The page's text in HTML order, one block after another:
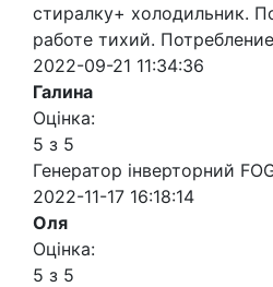
стиралку+ холодильник.
работе тихий.
2022-09-21 11:34:36
Галина
Оцінка:
5 з 5
Генератор інверторний
2022-11-17 16:18:14
Оля
Оцінка:
5 з 5